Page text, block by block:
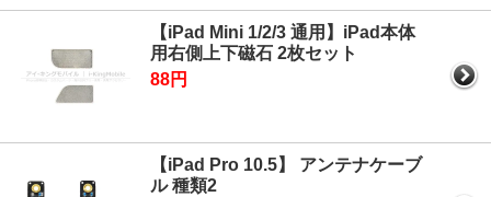
【iPad Mini 1/2/3 通用】iPad本体
用右側上下磁石 2枚セット
88円
【iPad Pro 10.5】 アンテナケーブ
ル 種類2